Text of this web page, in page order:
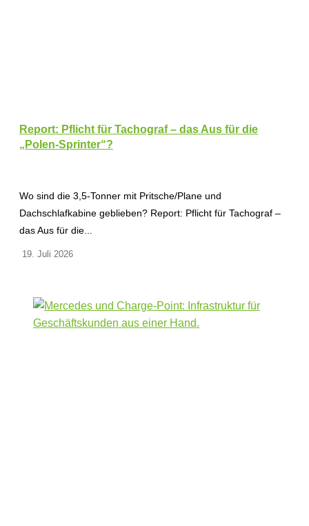
Report: Pflicht für Tachograf – das Aus für die
„Polen-Sprinter“?
Wo sind die 3,5-Tonner mit Pritsche/Plane und
Dachschlafkabine geblieben? Report: Pflicht für Tachograf –
das Aus für die...
19. Juli 2026